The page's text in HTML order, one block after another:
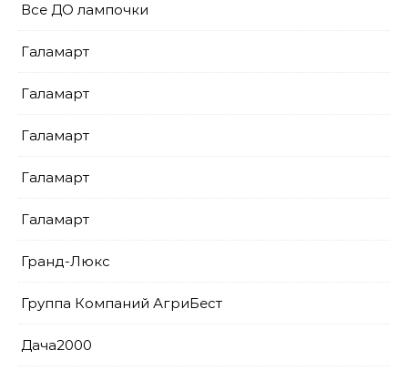
Все ДО лампочки
Галамарт
Галамарт
Галамарт
Галамарт
Галамарт
Гранд-Люкс
Группа Компаний АгриБест
Дача2000